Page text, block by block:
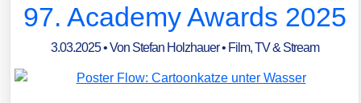
97. Academy Awards 2025
3.03.2025• Von Stefan Holzhauer• Film, TV & Stream